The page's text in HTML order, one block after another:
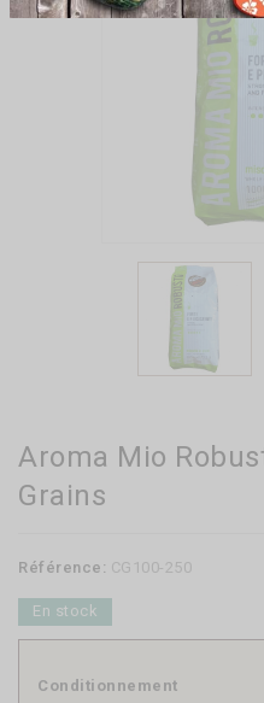
Aroma Mio
Grains
Référence: CG100-250
En stock
Conditionnement